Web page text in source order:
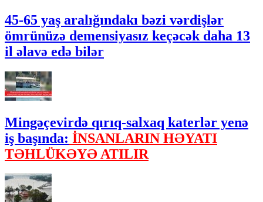
45-65 yaş aralığındakı bəzi vərdişlər
ömrünüzə demensiyasız keçəcək daha 13
il əlavə edə bilər
Mingəçevirdə qırıq-salxaq katerlər yenə
iş başında: İNSANLARIN HƏYATI
TƏHLÜKƏYƏ ATILIR